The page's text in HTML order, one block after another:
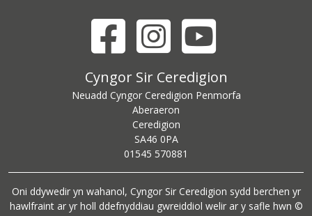
FacebookInstagramYouTube
Cyngor Sir Ceredigion addressCyngor Sir Ceredigion
Neuadd Cyngor Ceredigion Penmorfa
Aberaeron
Ceredigion
SA46 0PA
Ceredigion County Council call centre phone number
01545 570881
Oni ddywedir yn wahanol, Cyngor Sir Ceredigion sydd berchen yr
hawlfraint ar yr holl ddefnyddiau gwreiddiol welir ar y safle hwn ©